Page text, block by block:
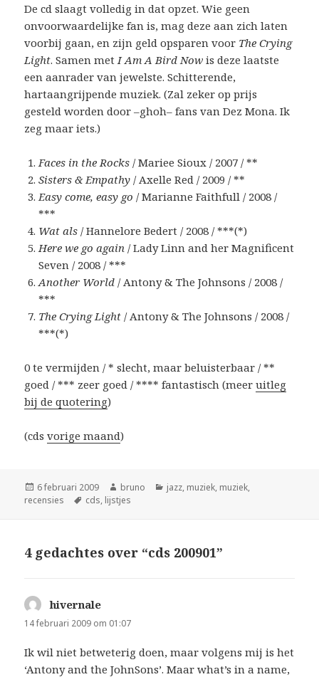
De cd slaagt volledig in dat opzet. Wie geen
onvoorwaardelijke fan is, mag deze aan zich laten
voorbij gaan, en zijn geld opsparen voor The Crying
Light. Samen metI Am A Bird Now is deze laatste
een aanrader van jewelste. Schitterende,
hartaangrijpende muziek. (Zal zeker op prijs
gesteld worden door –ghoh– fans van Dez Mona. Ik
zeg maar iets.)
Faces in the Rocks / Mariee Sioux / 2007 / **
Sisters & Empathy / Axelle Red / 2009 / **
Easy come, easy go / Marianne Faithfull / 2008 /
***
Wat als / Hannelore Bedert / 2008 / ***(*)
Here we go again / Lady Linn and her Magnificent
Seven / 2008 / ***
Another World / Antony & The Johnsons / 2008 /
***
The Crying Light / Antony & The Johnsons / 2008 /
***(*)
0 te vermijden / * slecht, maar beluisterbaar / **
goed / *** zeer goed / **** fantastisch (meeruitleg
bij de quotering)
(cdsvorige maand)
Geplaatst
op
6 februari 2009 Auteur
bruno Categorieën
jazz, muziek, muziek,
recensies
Tags
cds, lijstjes
4 gedachtes over “cds 200901”
hivernale
14 februari 2009 om 01:07
Ik wil niet betweterig doen, maar volgens mij is het
‘Antony and the JohnSons’. Maar what’s in a name,